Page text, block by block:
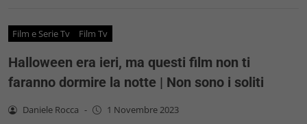
Film e Serie Tv Film Tv
Halloween era ieri, ma questi film non ti
faranno dormire la notte | Non sono i soliti
Daniele Rocca - 1 Novembre 2023